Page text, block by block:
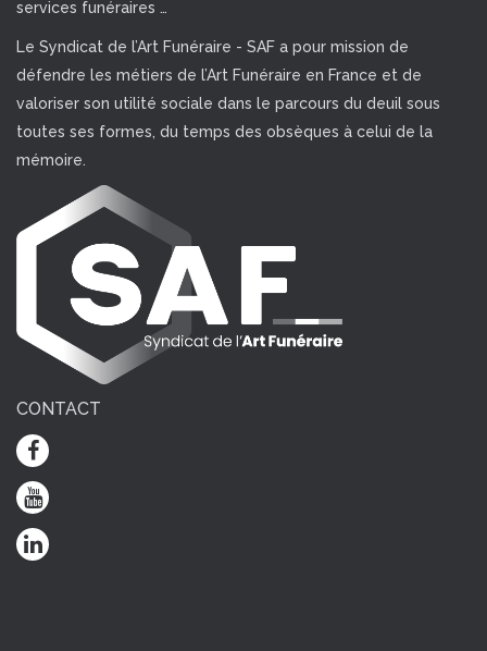
services funéraires …
Le Syndicat de l’Art Funéraire - SAF a pour mission de
défendre les métiers de l’Art Funéraire en France et de
valoriser son utilité sociale dans le parcours du deuil sous
toutes ses formes, du temps des obsèques à celui de la
mémoire.
CONTACT